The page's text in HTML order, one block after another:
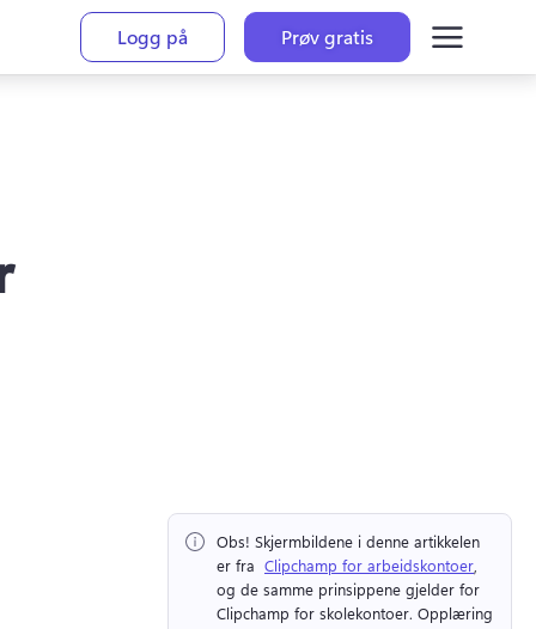
Logg på Prøv gratis
Obs! Skjermbildene i denne artikkelen
er fra ⁠ Clipchamp for arbeidskontoer
og de samme prinsippene gjelder for
Clipchamp for skolekontoer. Opplæring